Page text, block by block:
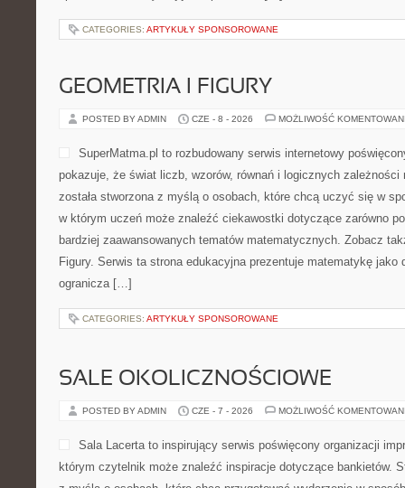
CATEGORIES: ARTYKUŁY SPONSOROWANE
GEOMETRIA I FIGURY
POSTED BY ADMIN CZE - 8 - 2026 MOŻLIWOŚĆ
SuperMatma.pl to rozbudowany serwis internetowy
pokazuje, że świat liczb, wzorów, równań i logicznych zależności
została stworzona z myślą o osobach, które chcą uczyć się w
w którym uczeń może znaleźć ciekawostki dotyczące zarówno
bardziej zaawansowanych tematów matematycznych. Zobacz
Figury. Serwis ta strona edukacyjna prezentuje matematykę jako
ogranicza […]
CATEGORIES: ARTYKUŁY SPONSOROWANE
SALE OKOLICZNOŚCIOWE
POSTED BY ADMIN CZE - 7 - 2026 MOŻLIWOŚĆ
Sala Lacerta to inspirujący serwis poświęcony organizacji
którym czytelnik może znaleźć inspiracje dotyczące bankietów.